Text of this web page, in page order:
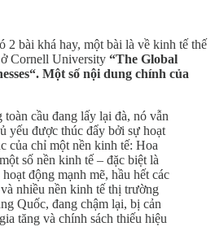
2 bài khá hay, một bài là về kinh tế thế
Cornell University “The Global
Một số nội dung chính của
cầu đang lấy lại đà, nó vẫn
yếu được thúc đẩy bởi sự hoạt
của chỉ một nền kinh tế: Hoa
số nền kinh tế – đặc biệt là
động mạnh mẽ, hầu hết các
nhiều nền kinh tế thị trường
Quốc, đang chậm lại, bị cản
tăng và chính sách thiếu hiệu